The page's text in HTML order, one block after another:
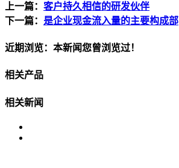
上一篇： 客户持久相信的研发伙伴
下一篇： 是企业现金流入量的主要构成部
近期浏览：本新闻您曾浏览过！
相关产品
相关新闻